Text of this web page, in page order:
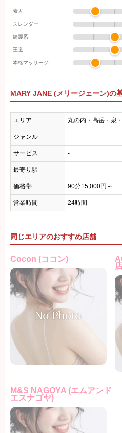
素人
スレンダー
綺麗系
王道
本格マッサージ
MARY JANE (メリージェーン)の
エリア 丸の内・高岳・泉
ジャンル -
サービス -
最寄り駅 -
価格帯 90分15,000円～
営業時間 24時間
同じエリアのおすすめ店舗
Cocon (ココン)
M&S NAGOYA (エムアンド
エスナゴヤ)